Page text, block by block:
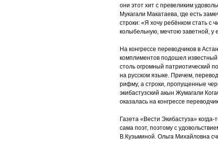
они этот хит с превеликим
Мукагали Макатаева, где есть
строки: «Я хочу ребёнком стать с
колыбельную, мечтою заветной, у
На конгрессе переводчиков в
комплиментов подошел
столь огромный патриотический
на русском языке. Причем,
рифму, а строки, пропущенные
экибастузский акын Жумагали
оказалась на конгрессе
Газета «Вести Экибастуза»
сама поэт, поэтому с
В.Кузьминой. Ольга Михайловна